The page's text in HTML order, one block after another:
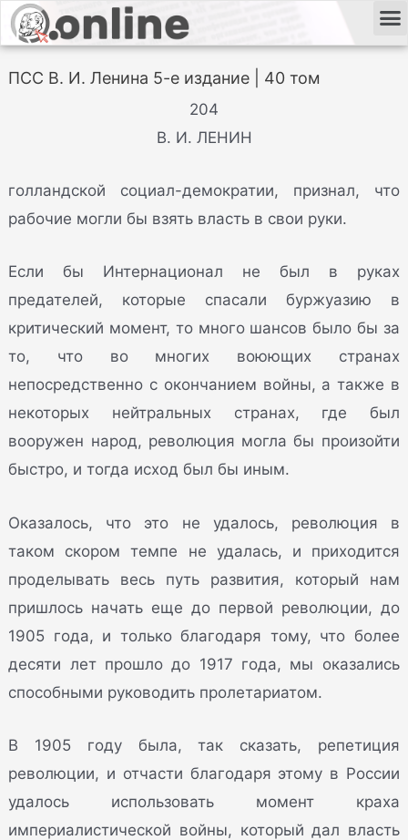
ПСС В. И. Ленина 5-е издание | 40 том
204
В. И. ЛЕНИН
голландской социал-демократии, признал, что
рабочие могли бы взять власть в свои руки.
Если бы Интернационал не был в руках
предателей, которые спасали буржуазию в
критический момент, то много шансов было бы за
то, что во многих воюющих странах
непосредственно с окончанием войны, а также в
некоторых нейтральных странах, где был
вооружен народ, революция могла бы произойти
быстро, и тогда исход был бы иным.
Оказалось, что это не удалось, революция в
таком скором темпе не удалась, и приходится
проделывать весь путь развития, который нам
пришлось начать еще до первой революции, до
1905 года, и только благодаря тому, что более
десяти лет прошло до 1917 года, мы оказались
способными руководить пролетариатом.
В 1905 году была, так сказать, репетиция
революции, и отчасти благодаря этому в России
удалось использовать момент краха
империалистической войны, который дал власть